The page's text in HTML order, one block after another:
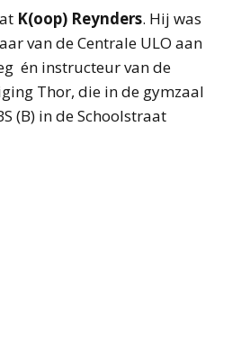
K(oop) Reynders. Hij was
van de Centrale ULO aan
én instructeur van de
Thor, die in de gymzaal
(B) in de Schoolstraat